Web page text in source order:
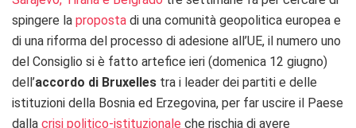
spingere la proposta di una comunità geopolitica europea e
di una riforma del processo di adesione all’UE, il numero uno
del Consiglio si è fatto artefice ieri (domenica 12 giugno)
dell’accordo di Bruxelles tra i leader dei partiti e delle
istituzioni della Bosnia ed Erzegovina, per far uscire il Paese
dalla crisi politico-istituzionale che rischia di avere